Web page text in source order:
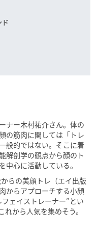
ナー木村祐介さん。体の
の筋肉に関しては「トレ
般的ではない。そこに着
解剖学の観点から顔のト
中心に活動している。
らの美顔トレ（エイ出版
からアプローチする小顔
ェイストレーナー”とい
から人気を集めそう。